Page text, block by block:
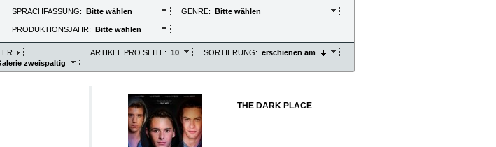
SPRACHFASSUNG: Bitte wählen GENRE: Bitte wählen
PRODUKTIONSJAHR: Bitte wählen
SORTIERUNG: erschienen am
ARTIKEL PRO SEITE: 10
zweispaltig
THE DARK PLACE